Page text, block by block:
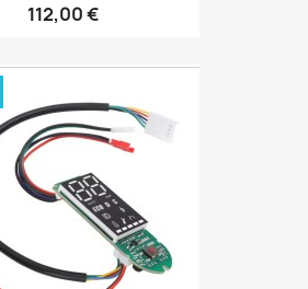
112,00 €